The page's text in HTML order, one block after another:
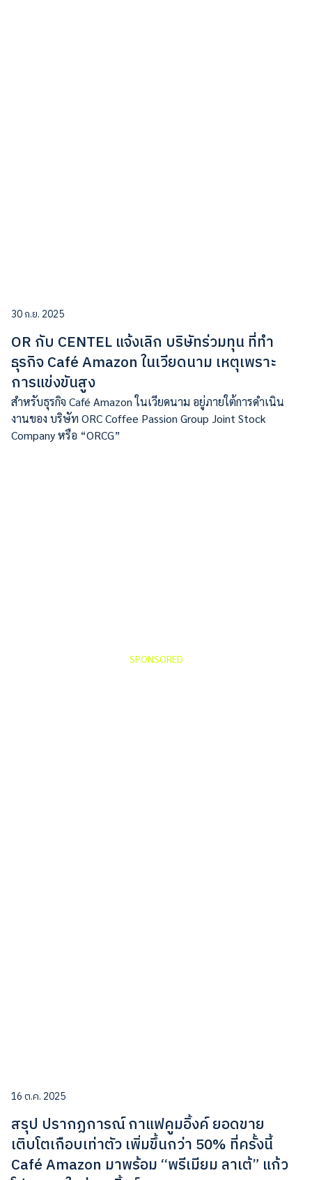
30 ก.ย. 2025
OR กับ CENTEL แจ้งเลิก บริษัทร่วมทุน ที่ทำ
ธุรกิจ Café Amazon ในเวียดนาม เหตุเพราะ
การแข่งขันสูง
สำหรับธุรกิจ Café Amazon ในเวียดนาม อยู่ภายใต้การดำเนิน
งานของ บริษัท ORC Coffee Passion Group Joint Stock
Company หรือ “ORCG”
SPONSORED
16 ต.ค. 2025
สรุป ปรากฏการณ์ กาแฟคูมอิ้งค์ ยอดขาย
เติบโตเกือบเท่าตัว เพิ่มขึ้นกว่า 50% ที่ครั้งนี้
Café Amazon มาพร้อม “พรีเมียม ลาเต้” แก้ว